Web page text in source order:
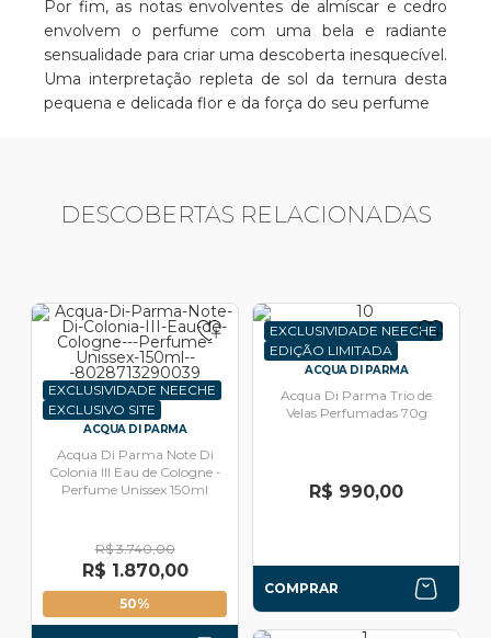
Por fim, as notas envolventes de almíscar e cedro
envolvem o perfume com uma bela e radiante
sensualidade para criar uma descoberta inesquecível.
Uma interpretação repleta de sol da ternura desta
pequena e delicada flor e da força do seu perfume
DESCOBERTAS RELACIONADAS
EXCLUSIVIDADE NEECHE
EXCLUSIVO SITE
ACQUA DI PARMA
Acqua Di Parma Note Di
Colonia III Eau de Cologne -
Perfume Unissex 150ml
R$ 3.740,00
R$ 1.870,00
50%
EXCLUSIVIDADE NEECHE
EDIÇÃO LIMITADA
ACQUA DI PARMA
Acqua Di Parma Trio de
Velas Perfumadas 70g
R$ 990,00
COMPRAR